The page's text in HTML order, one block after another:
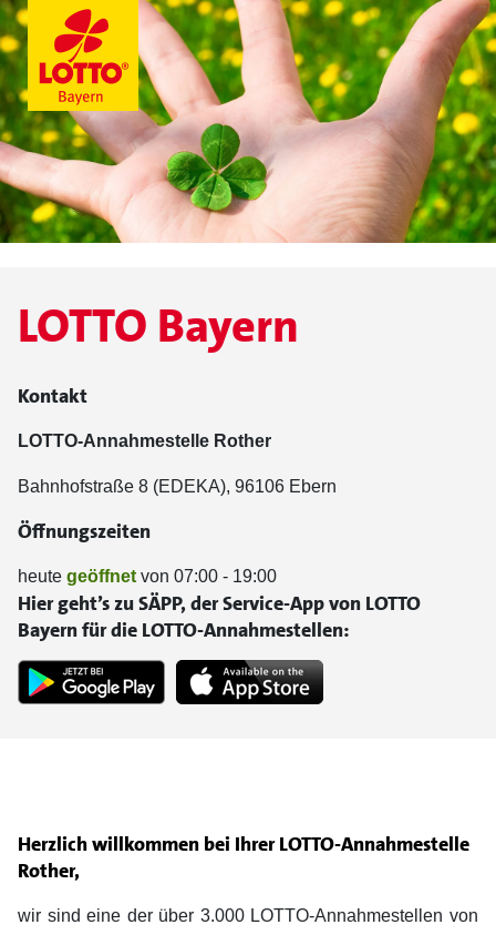
Herzlich willkommen bei Ihrer LOTTO-Annahmestelle
Rother,
wir sind eine der über 3.000 LOTTO-Annahmestellen von
LOTTO Bayern
Kontakt
LOTTO-Annahmestelle Rother
Bahnhofstraße 8 (EDEKA), 96106 Ebern
Öffnungszeiten
heute geöffnet von 07:00 - 19:00
Hier geht’s zu SÄPP, der Service-App von LOTTO
Bayern für die LOTTO-Annahmestellen: